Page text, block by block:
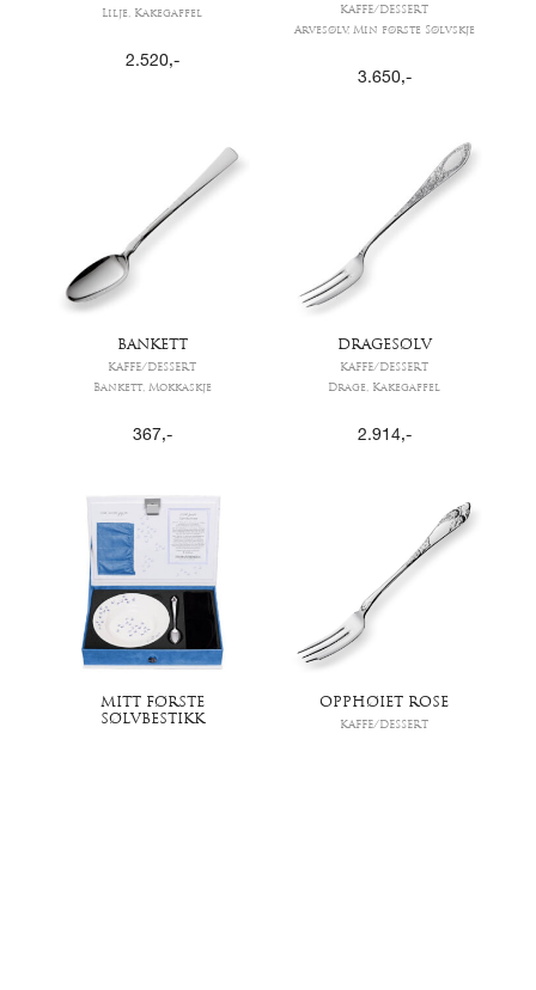
Lilje, Kakegaffel
2.520,-
KAFFE/DESSERT
Arvesølv, Min første Sølvskje
3.650,-
BANKETT
KAFFE/DESSERT
Bankett, Mokkaskje
367 ,-
DRAGESØLV
KAFFE/DESSERT
Drage, Kakegaffel
2.914,-
MITT FØRSTE
SØLVBESTIKK
OPPHØIET ROSE
KAFFE/DESSERT